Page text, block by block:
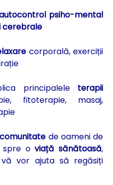
psiho-mental
cerebrale
corporală, exerciții
principalele terapii
fitoterapie, masaj,
comunitate de oameni de
spre oviață sănătoasă,
vor ajuta să regăsiți